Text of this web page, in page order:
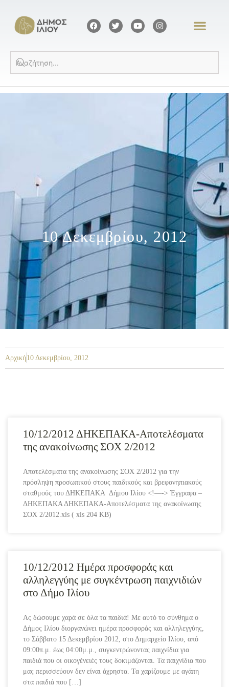
10 Δεκεμβρίου, 2012
Αρχική10 Δεκεμβρίου, 2012
10/12/2012 ΔΗΚΕΠΑΚΑ-Αποτελέσματα
της ανακοίνωσης ΣΟΧ 2/2012
Αποτελέσματα της ανακοίνωσης ΣΟΧ 2/2012 για την
πρόσληψη προσωπικού στους παιδικούς και βρεφονηπιακούς
σταθμούς του ΔΗΚΕΠΑΚΑ Δήμου Ιλίου <!—-> Έγγραφα –
ΔΗΚΕΠΑΚΑ ΔΗΚΕΠΑΚΑ-Αποτελέσματα της ανακοίνωσης
ΣΟΧ 2/2012.xls ( xls 204 KB)
10/12/2012 Ημέρα προσφοράς και
αλληλεγγύης με συγκέντρωση παιχνιδιών
στο Δήμο Ιλίου
Ας δώσουμε χαρά σε όλα τα παιδιά! Με αυτό το σύνθημα ο
Δήμος Ιλίου διοργανώνει ημέρα προσφοράς και αλληλεγγύης,
το Σάββατο 15 Δεκεμβρίου 2012, στο Δημαρχείο Ιλίου, από
09:00π.μ. έως 04:00μ.μ., συγκεντρώνοντας παιχνίδια για
παιδιά που οι οικογένειές τους δοκιμάζονται. Τα παιχνίδια που
μας περισσεύουν δεν είναι άχρηστα. Τα χαρίζουμε με αγάπη
στα παιδιά που […]